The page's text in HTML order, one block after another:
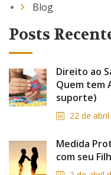
Blog
Posts
Direito ao
Quem tem
suporte)
22 de
Medida
com seu